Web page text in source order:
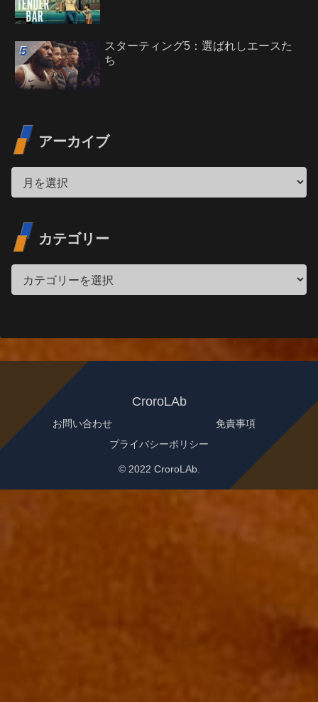
スターティング5：選ばれしエースた
ち
アーカイブ
カテゴリー
CroroLAb
お問い合わせ
免責事項
プライバシーポリシー
© 2022 CroroLAb.